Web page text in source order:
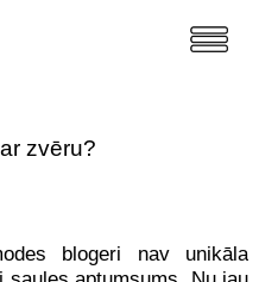
zvēru?
blogeri nav unikāla